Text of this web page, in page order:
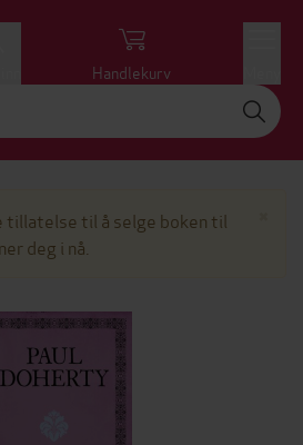
Handlekurv
tillatelse til å selge boken til
deg i nå.